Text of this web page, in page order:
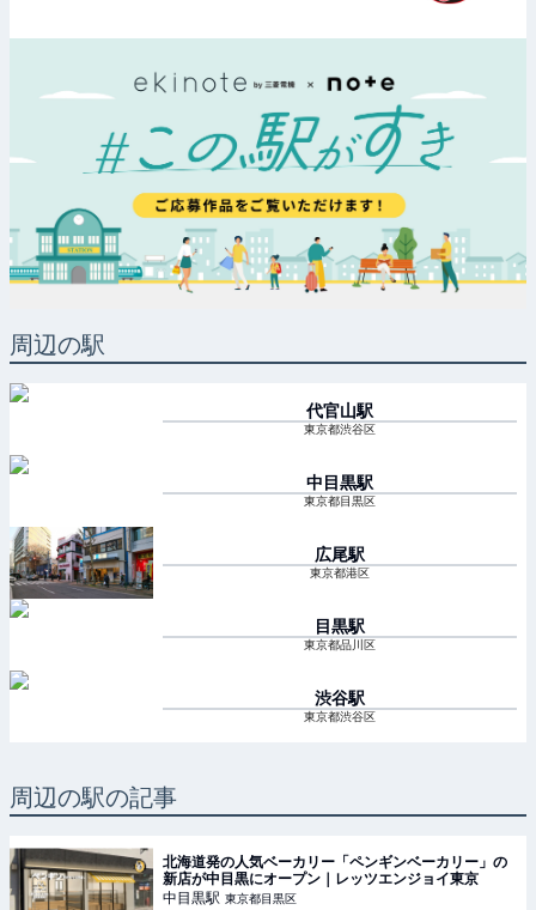
周辺の駅
代官山駅
東京都渋谷区
中目黒駅
東京都目黒区
広尾駅
東京都港区
目黒駅
東京都品川区
渋谷駅
東京都渋谷区
周辺の駅の記事
北海道発の人気ベーカリー「ペンギンベーカリー」の
新店が中目黒にオープン｜レッツエンジョイ東京
中目黒駅 東京都目黒区